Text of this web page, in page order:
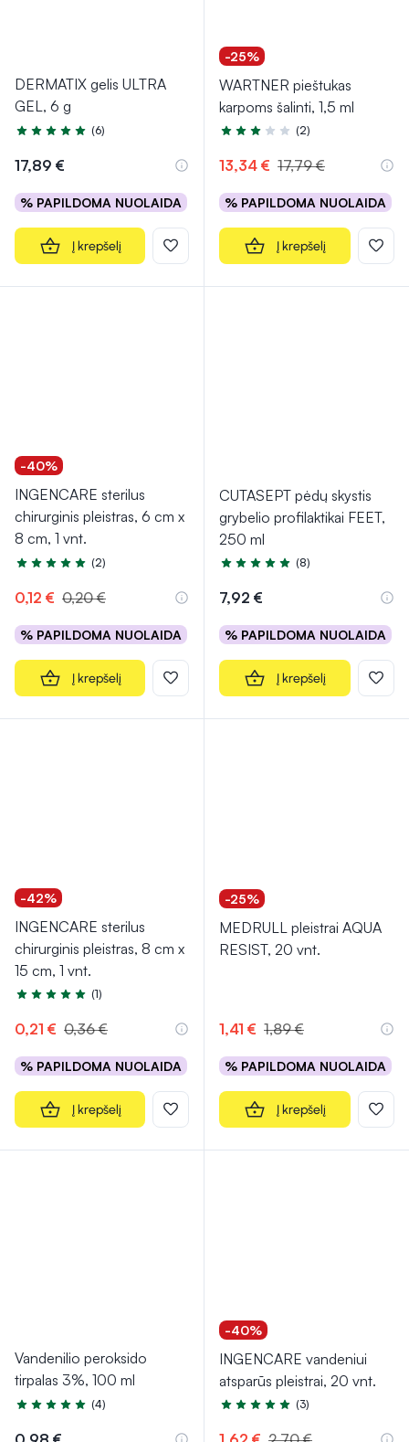
DERMATIX gelis ULTRA
GEL, 6 g
Įvertinimas 5.0 iš 5
(6)
17,89 €
% PAPILDOMA NUOLAIDA
Į krepšelį
-25%
WARTNER pieštukas
karpoms šalinti, 1,5 ml
Įvertinimas 2.5 iš 5
(2)
13,34 € 17,79 €
% PAPILDOMA NUOLAIDA
Į krepšelį
-40%
INGENCARE sterilus
chirurginis pleistras, 6 cm x
8 cm, 1 vnt.
Įvertinimas 5.0 iš 5
(2)
0,12 € 0,20 €
% PAPILDOMA NUOLAIDA
Į krepšelį
CUTASEPT pėdų skystis
grybelio profilaktikai FEET,
250 ml
Įvertinimas 5.0 iš 5
(8)
7,92 €
% PAPILDOMA NUOLAIDA
Į krepšelį
-42%
INGENCARE sterilus
chirurginis pleistras, 8 cm x
15 cm, 1 vnt.
Įvertinimas 5.0 iš 5
(1)
0,21 € 0,36 €
% PAPILDOMA NUOLAIDA
Į krepšelį
-25%
MEDRULL pleistrai AQUA
RESIST, 20 vnt.
1,41 € 1,89 €
% PAPILDOMA NUOLAIDA
Į krepšelį
Vandenilio peroksido
tirpalas 3%, 100 ml
Įvertinimas 5.0 iš 5
(4)
-40%
INGENCARE vandeniui
atsparūs pleistrai, 20 vnt.
Įvertinimas 5.0 iš 5
(3)